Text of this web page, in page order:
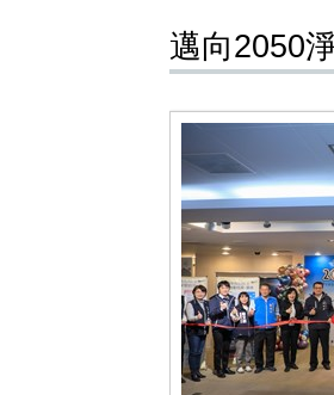
邁向2050